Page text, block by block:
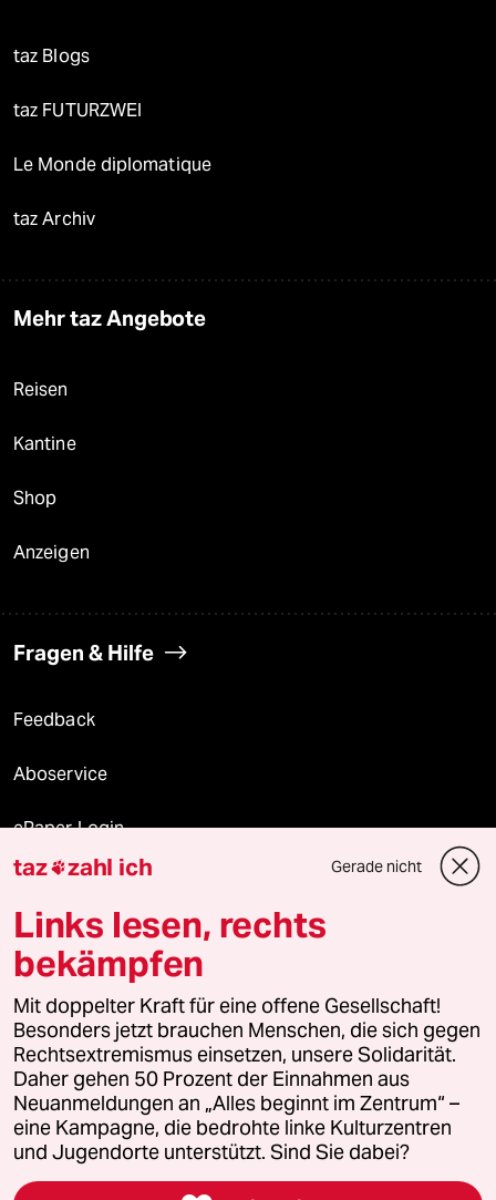
taz Blogs
taz FUTURZWEI
Le Monde diplomatique
taz Archiv
Mehr taz Angebote
Reisen
Kantine
Shop
Anzeigen
Fragen & Hilfe
Feedback
Aboservice
ePaper Login
Downloads für Abonnierende
© 2026 taz Verlags und Vertriebs GmbH
Alle Rechte vorbehalten. Bei rechtlichen Fragen oder für Genehmigungen
wenden Sie sich bitte an
lizenzen@taz.de
Feedback Redaktionsstatut Kommune-Richtlinien
Leitlinie Informant Datenschutz Impressum AGB
taz zahl ich Gerade nicht
Links lesen, rechts
bekämpfen
Mit doppelter Kraft für eine offene Gesellschaft!
Besonders jetzt brauchen Menschen, die sich gegen
Rechtsextremismus einsetzen, unsere Solidarität.
Daher gehen 50 Prozent der Einnahmen aus
Neuanmeldungen an „Alles beginnt im Zentrum“ –
eine Kampagne, die bedrohte linke Kulturzentren
und Jugendorte unterstützt. Sind Sie dabei?